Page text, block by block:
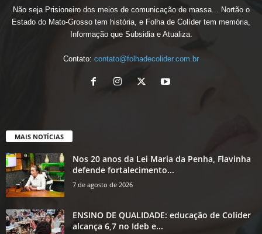
Não seja Prisioneiro dos meios de comunicação de massa... Nortão o
Estado do Mato-Grosso tem história, e Folha de Colíder tem memória,
Informação que Subsidia e Atualiza.
Contato: contato@folhadecolider.com.br
MAIS NOTÍCIAS
Nos 20 anos da Lei Maria da Penha, Flavinha
defende fortalecimento...
7 de agosto de 2026
ENSINO DE QUALIDADE: educação de Colíder
alcança 6,7 no Ideb e...